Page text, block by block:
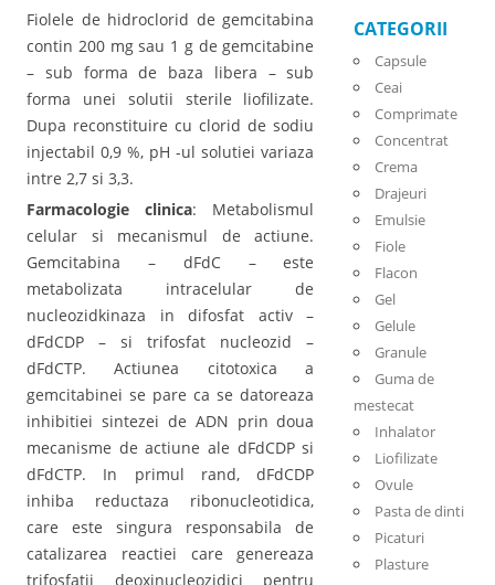
Fiolele de hidroclorid de gemcitabina
contin 200 mg sau 1 g de gemcitabine
– sub forma de baza libera – sub
forma unei solutii sterile liofilizate.
Dupa reconstituire cu clorid de sodiu
injectabil 0,9 %, pH -ul solutiei variaza
intre 2,7 si 3,3.
Farmacologie clinica: Metabolismul
celular si mecanismul de actiune.
Gemcitabina – dFdC – este
metabolizata intracelular de
nucleozidkinaza in difosfat activ –
dFdCDP – si trifosfat nucleozid –
dFdCTP. Actiunea citotoxica a
gemcitabinei se pare ca se datoreaza
inhibitiei sintezei de ADN prin doua
mecanisme de actiune ale dFdCDP si
dFdCTP. In primul rand, dFdCDP
inhiba reductaza ribonucleotidica,
care este singura responsabila de
catalizarea reactiei care genereaza
trifosfatii deoxinucleozidici pentru
CATEGORII
Capsule
Ceai
Comprimate
Concentrat
Crema
Drajeuri
Emulsie
Fiole
Flacon
Gel
Gelule
Granule
Guma de
mestecat
Inhalator
Liofilizate
Ovule
Pasta de dinti
Picaturi
Plasture